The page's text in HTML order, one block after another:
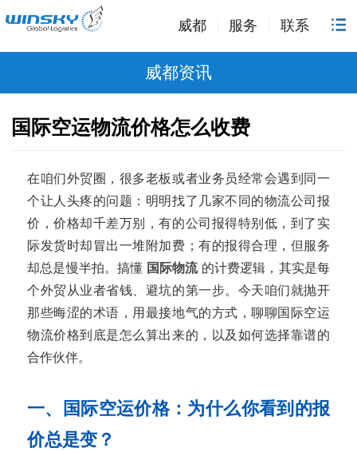
威都 服务 联系
威都资讯
国际空运物流价格怎么收费
在咱们外贸圈，很多老板或者业务员经常会遇到同一
个让人头疼的问题：明明找了几家不同的物流公司报
价，价格却千差万别，有的公司报得特别低，到了实
际发货时却冒出一堆附加费；有的报得合理，但服务
却总是慢半拍。搞懂 国际物流 的计费逻辑，其实是每
个外贸从业者省钱、避坑的第一步。今天咱们就抛开
那些晦涩的术语，用最接地气的方式，聊聊国际空运
物流价格到底是怎么算出来的，以及如何选择靠谱的
合作伙伴。
一、国际空运价格：为什么你看到的报
价总是变？